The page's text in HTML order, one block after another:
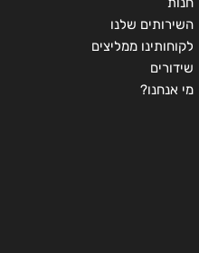
השירותים שלנו
לקוחותינו ממליצים
שידורים
מי אנחנו?